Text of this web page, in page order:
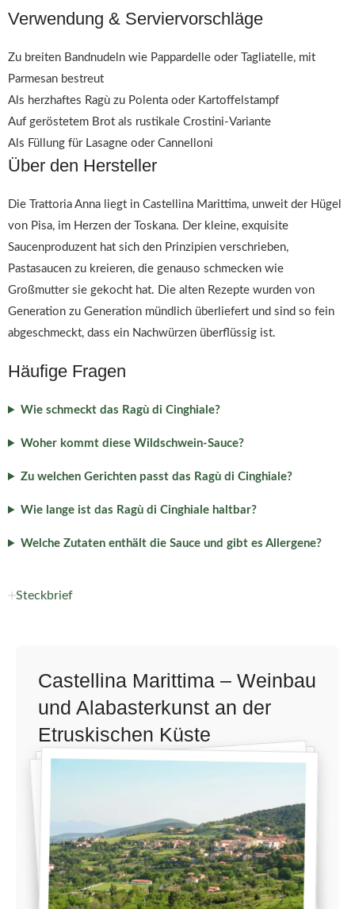
Verwendung & Serviervorschläge
Zu breiten Bandnudeln wie Pappardelle oder Tagliatelle, mit
Parmesan bestreut
Als herzhaftes Ragù zu Polenta oder Kartoffelstampf
Auf geröstetem Brot als rustikale Crostini-Variante
Als Füllung für Lasagne oder Cannelloni
Über den Hersteller
Die Trattoria Anna liegt in Castellina Marittima, unweit der Hügel
von Pisa, im Herzen der Toskana. Der kleine, exquisite
Saucenproduzent hat sich den Prinzipien verschrieben,
Pastasaucen zu kreieren, die genauso schmecken wie
Großmutter sie gekocht hat. Die alten Rezepte wurden von
Generation zu Generation mündlich überliefert und sind so fein
abgeschmeckt, dass ein Nachwürzen überflüssig ist.
Häufige Fragen
Wie schmeckt das Ragù di Cinghiale?
Woher kommt diese Wildschwein-Sauce?
Zu welchen Gerichten passt das Ragù di Cinghiale?
Wie lange ist das Ragù di Cinghiale haltbar?
Welche Zutaten enthält die Sauce und gibt es Allergene?
Steckbrief
Castellina Marittima – Weinbau
und Alabasterkunst an der
Etruskischen Küste